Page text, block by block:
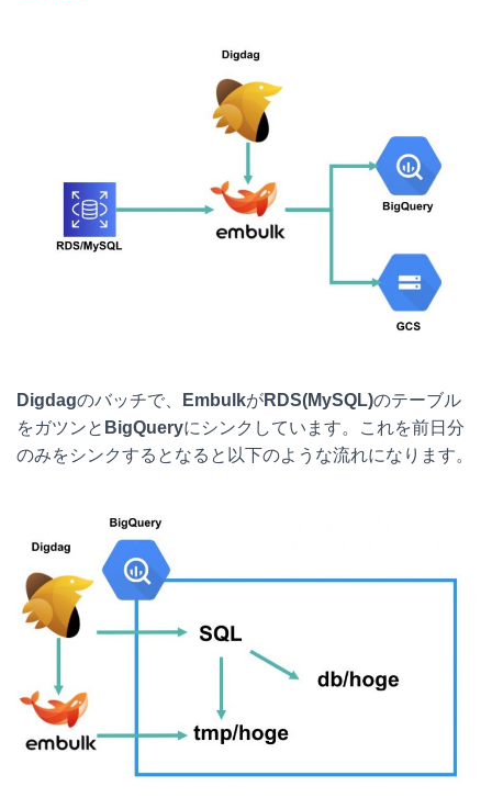
Digdagのバッチで、 EmbulkがRDS(MySQL)のテーブル
をガツンと BigQueryにシンクしています。これを前日分
のみをシンクするとなると以下のような流れになります。